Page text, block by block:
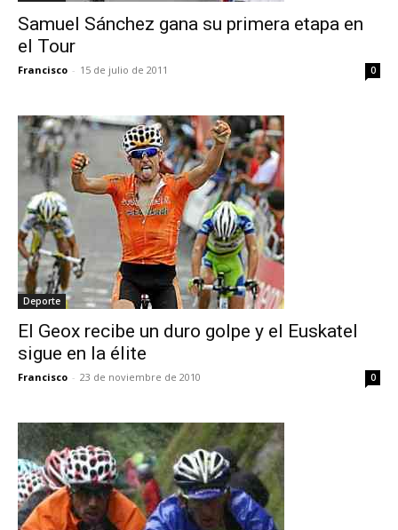
Samuel Sánchez gana su primera etapa en
el Tour
Francisco - 15 de julio de 2011 0
Deporte
El Geox recibe un duro golpe y el Euskatel
sigue en la élite
Francisco - 23 de noviembre de 2010 0